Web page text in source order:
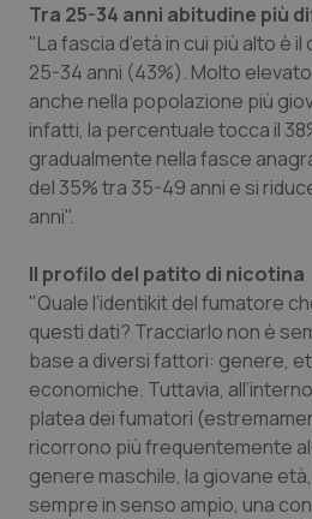
Sardegna
Sicilia
Toscana
Umbria
Valle D’Aosta
Veneto
Malattia di Crohn &
Neuroscienze &
Obesità
Oftalmologia
Oncodermatologia
Oncoematologia
Oncologia & Nutrizione
Psoriasi & pelle
Tra 25-34 anni abitudine più
"La fascia d’età in cui più alto è
25-34 anni (43%). Molto
anche nella popolazione più
infatti, la percentuale tocca il
gradualmente nella fasce
del 35% tra 35-49 anni e si
anni".
Il profilo del patito di nicotina
"Quale l’identikit del fumatore
questi dati? Tracciarlo non è
base a diversi fattori: genere,
economiche. Tuttavia,
platea dei fumatori
ricorrono più frequentemente
genere maschile, la giovane
sempre in senso ampio, una